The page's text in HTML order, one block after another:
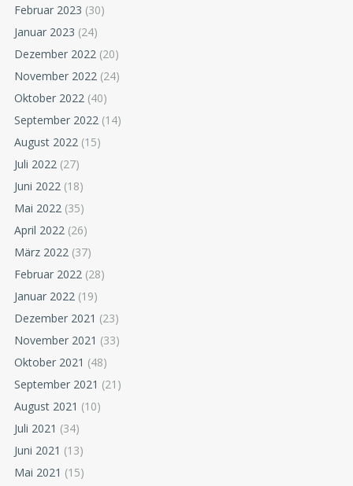
Februar 2023 (30)
Januar 2023 (24)
Dezember 2022 (20)
November 2022 (24)
Oktober 2022 (40)
September 2022 (14)
August 2022 (15)
Juli 2022 (27)
Juni 2022 (18)
Mai 2022 (35)
April 2022 (26)
März 2022 (37)
Februar 2022 (28)
Januar 2022 (19)
Dezember 2021 (23)
November 2021 (33)
Oktober 2021 (48)
September 2021 (21)
August 2021 (10)
Juli 2021 (34)
Juni 2021 (13)
Mai 2021 (15)